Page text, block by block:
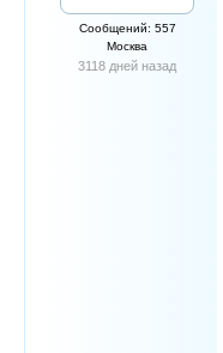
Сообщений: 557
Москва
3118 дней назад